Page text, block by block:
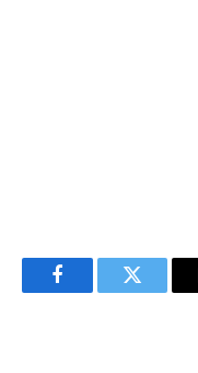
FacebookTwitter